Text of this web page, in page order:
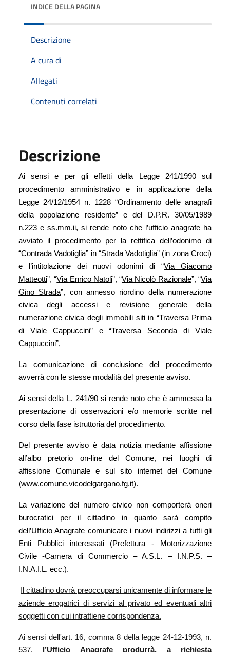
INDICE DELLA PAGINA
Descrizione
A cura di
Allegati
Contenuti correlati
Descrizione
Ai sensi e per gli effetti della Legge 241/1990 sul
procedimento amministrativo e in applicazione della
Legge 24/12/1954 n. 1228 “Ordinamento delle anagrafi
della popolazione residente” e del D.P.R. 30/05/1989
n.223 e ss.mm.ii, si rende noto che l’ufficio anagrafe ha
avviato il procedimento per la rettifica dell’odonimo di
“Contrada Vadotiglia” in “Strada Vadotiglia” (in zona Croci)
e l’intitolazione dei nuovi odonimi di “Via Giacomo
Matteotti”, “Via Enrico Natoli”, “Via Nicolò Razionale”, “Via
Gino Strada”, con annesso riordino della numerazione
civica degli accessi e revisione generale della
numerazione civica degli immobili siti in “Traversa Prima
di Viale Cappuccini” e “Traversa Seconda di Viale
Cappuccini”,
La comunicazione di conclusione del procedimento
avverrà con le stesse modalità del presente avviso.
Ai sensi della L. 241/90 si rende noto che è ammessa la
presentazione di osservazioni e/o memorie scritte nel
corso della fase istruttoria del procedimento.
Del presente avviso è data notizia mediante affissione
all’albo pretorio on-line del Comune, nei luoghi di
affissione Comunale e sul sito internet del Comune
(www.comune.vicodelgargano.fg.it).
La variazione del numero civico non comporterà oneri
burocratici per il cittadino in quanto sarà compito
dell’Ufficio Anagrafe comunicare i nuovi indirizzi a tutti gli
Enti Pubblici interessati (Prefettura - Motorizzazione
Civile -Camera di Commercio – A.S.L. – I.N.P.S. –
I.N.A.I.L. ecc.).
Il cittadino dovrà preoccuparsi unicamente di informare le
aziende erogatrici di servizi al privato ed eventuali altri
soggetti con cui intrattiene corrispondenza.
Ai sensi dell'art. 16, comma 8 della legge 24-12-1993, n.
537, l’Ufficio Anagrafe produrrà, a richiesta